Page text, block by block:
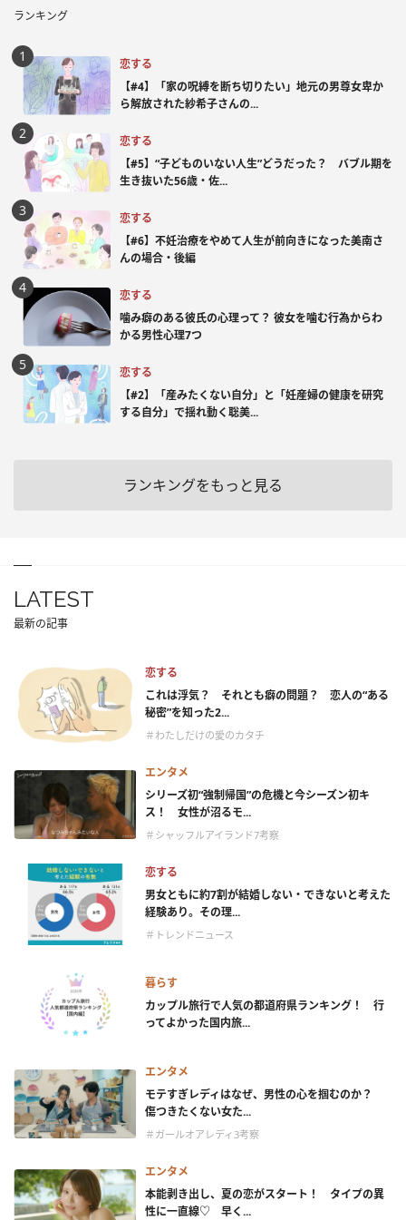
ランキング
恋する
【#4】「家の呪縛を断ち切りたい」地元の男尊女卑か
ら解放された紗希子さんの...
恋する
【#5】“子どものいない人生”どうだった？ バブル期を
生き抜いた56歳・佐...
恋する
【#6】不妊治療をやめて人生が前向きになった美南さ
んの場合・後編
恋する
噛み癖のある彼氏の心理って？ 彼女を噛む行為からわ
かる男性心理7つ
恋する
【#2】「産みたくない自分」と「妊産婦の健康を研究
する自分」で揺れ動く聡美...
ランキングをもっと見る
LATEST
最新の記事
恋する
これは浮気？ それとも癖の問題？ 恋人の“ある
秘密”を知った2...
＃わたしだけの愛のカタチ
エンタメ
シリーズ初“強制帰国”の危機と今シーズン初キ
ス！ 女性が沼るモ...
＃シャッフルアイランド7考察
恋する
男女ともに約7割が結婚しない・できないと考えた
経験あり。その理...
＃トレンドニュース
暮らす
カップル旅行で人気の都道府県ランキング！ 行
ってよかった国内旅...
エンタメ
モテすぎレディはなぜ、男性の心を掴むのか？
傷つきたくない女た...
＃ガールオアレディ3考察
エンタメ
本能剥き出し、夏の恋がスタート！ タイプの異
性に一直線♡ 早く...